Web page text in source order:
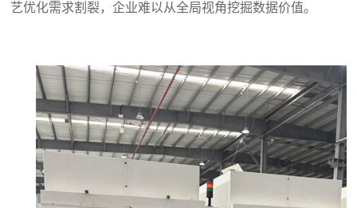
艺优化需求割裂，企业难以从全局视角挖掘数据价值。